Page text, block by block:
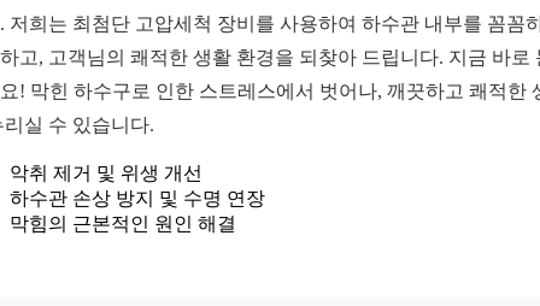
저희는 최첨단 고압세척 장비를 사용하여 하수관 내부를 꼼꼼
고, 고객님의 쾌적한 생활 환경을 되찾아 드립니다. 지금 바로
! 막힌 하수구로 인한 스트레스에서 벗어나, 깨끗하고 쾌적한
리실 수 있습니다.
악취 제거 및 위생 개선
하수관 손상 방지 및 수명 연장
막힘의 근본적인 원인 해결